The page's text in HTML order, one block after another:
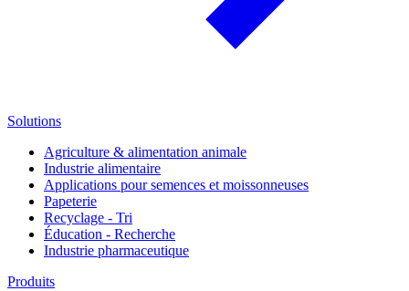
Solutions
Agriculture & alimentation animale
Industrie alimentaire
Applications pour semences et moissonneuses
Papeterie
Recyclage - Tri
Éducation - Recherche
Industrie pharmaceutique
Produits